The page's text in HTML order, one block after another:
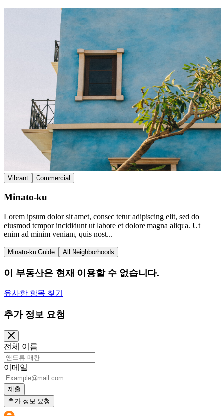
Vibrant Commercial
Minato-ku
Lorem ipsum dolor sit amet, consec tetur adipiscing elit, sed do
eiusmod tempor incididunt ut labore et dolore magna aliqua. Ut
enim ad minim veniam, quis nost...
Minato-ku Guide All Neighborhoods
이 부동산은 현재 이용할 수 없습니다.
유사한 항목 찾기
추가 정보 요청
전체 이름
이메일
제출
추가 정보 요청